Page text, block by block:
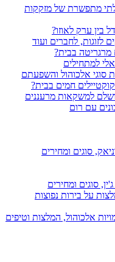
מתפשרת של מזקקות
ערק לאוזו?
לזוגות, לחברים ועוד
מרגריטה בבית?
למתחילים
סוגי אלכוהול והשפעתם
חמים בבית?
למשקאות מרעננים
עם רום
סוגים ומחירים
סוגים ומחירים
על בירות נפוצות
אלכוהול, המלצות וטיפים